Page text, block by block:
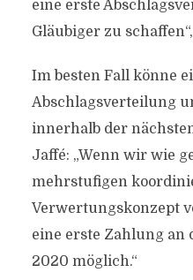
eine erste
Gläubiger zu
Im besten Fall könne
Abschlagsverteilung
innerhalb der
Jaffé: „Wenn wir wie
mehrstufigen
Verwertungskonzept
eine erste Zahlung an
2020 möglich.“